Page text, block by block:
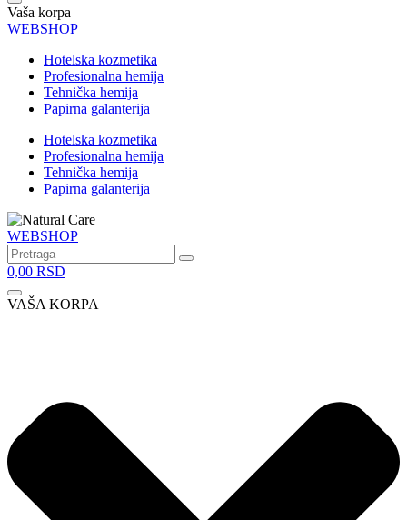
Vaša korpa
WEBSHOP
Hotelska kozmetika
Profesionalna hemija
Tehnička hemija
Papirna galanterija
Hotelska kozmetika
Profesionalna hemija
Tehnička hemija
Papirna galanterija
WEBSHOP
0,00 RSD
VAŠA KORPA